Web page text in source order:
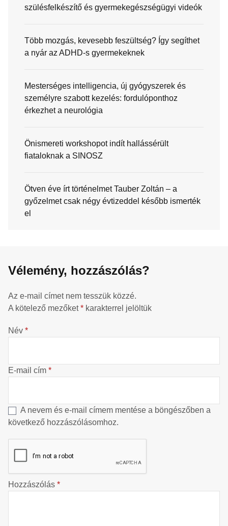
szülésfelkészítő és gyermekegészségügyi videók
Több mozgás, kevesebb feszültség? Így segíthet
a nyár az ADHD-s gyermekeknek
Mesterséges intelligencia, új gyógyszerek és
személyre szabott kezelés: fordulóponthoz
érkezhet a neurológia
Önismereti workshopot indít hallássérült
fiataloknak a SINOSZ
Ötven éve írt történelmet Tauber Zoltán – a
győzelmet csak négy évtizeddel később ismerték
el
Vélemény, hozzászólás?
Az e-mail címet nem tesszük közzé.
A kötelező mezőket* karakterrel jelöltük
Név *
E-mail cím *
A nevem és e-mail címem mentése a böngészőben a
következő hozzászólásomhoz.
Hozzászólás *